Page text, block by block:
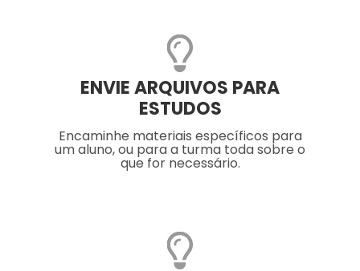
ENVIE ARQUIVOS PARA
ESTUDOS
Encaminhe materiais específicos para
um aluno, ou para a turma toda sobre o
que for necessário.